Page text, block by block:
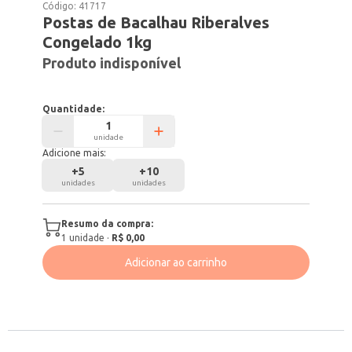
Código: 41717
Postas de Bacalhau Riberalves
Congelado 1kg
Produto indisponível
Quantidade:
unidade
Adicione mais:
+5
unidades
+10
unidades
Resumo da compra:
1 unidade · R$ 0,00
Adicionar ao carrinho